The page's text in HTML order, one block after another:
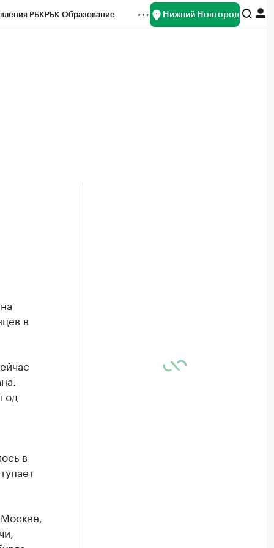
РБКРБК Образование Нижний Новгород
в
в